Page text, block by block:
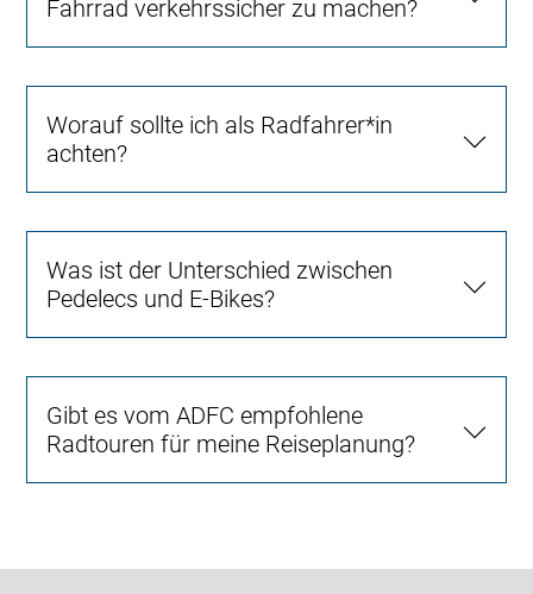
Fahrrad verkehrssicher zu machen?
Worauf sollte ich als Radfahrer*in
achten?
Was ist der Unterschied zwischen
Pedelecs und E-Bikes?
Gibt es vom ADFC empfohlene
Radtouren für meine Reiseplanung?